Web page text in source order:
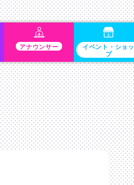
アナウンサー イベント・ショッ
プ